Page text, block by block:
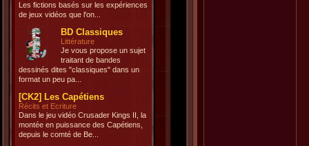
Les fictions basés sur les expériences
de jeux vidéos que l'on...
BD Classiques
Littérature
Je vous propose un sujet
traitant de bandes
dessinés dites "classiques" dans un
format un peu pa...
[CK2] Les Capétiens
Récits et Ecriture
Dans le jeu vidéo Crusader Kings II, la
montée en puissance des Capétiens,
depuis le comté de Be...